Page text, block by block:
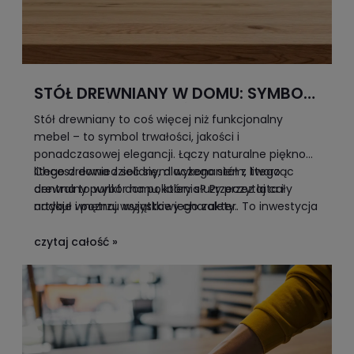
STÓŁ DREWNIANY W DOMU: SYMBOL
SOLIDNOŚCI, JAKOŚCI I PRESTIŻU
Stół drewniany to coś więcej niż funkcjonalny
mebel – to symbol trwałości, jakości i
ponadczasowej elegancji. Łączy naturalne piękno
litego drewna z solidnym wykonaniem, tworząc
centralny punkt domu, który służy przez lata i
nadaje wnętrzu wyjątkowy charakter. To inwestycja
detalu.
Chcesz dowiedzieć się, dlaczego stół z litego
drewna to wybór na pokolenia? Przeczytaj cały
artykuł i poznaj wszystkie jego zalety.
czytaj całość »